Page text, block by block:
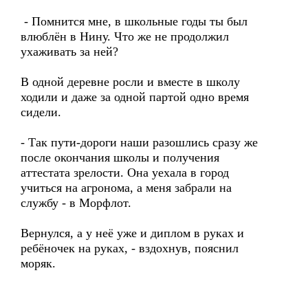
- Помнится мне, в школьные годы ты был
влюблён в Нину. Что же не продолжил
ухаживать за ней?
В одной деревне росли и вместе в школу
ходили и даже за одной партой одно время
сидели.
- Так пути-дороги наши разошлись сразу же
после окончания школы и получения
аттестата зрелости. Она уехала в город
учиться на агронома, а меня забрали на
службу - в Морфлот.
Вернулся, а у неё уже и диплом в руках и
ребёночек на руках, - вздохнув, пояснил
моряк.